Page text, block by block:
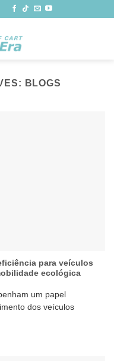
BLOGS
para veículos
ecológica
um papel
dos veículos